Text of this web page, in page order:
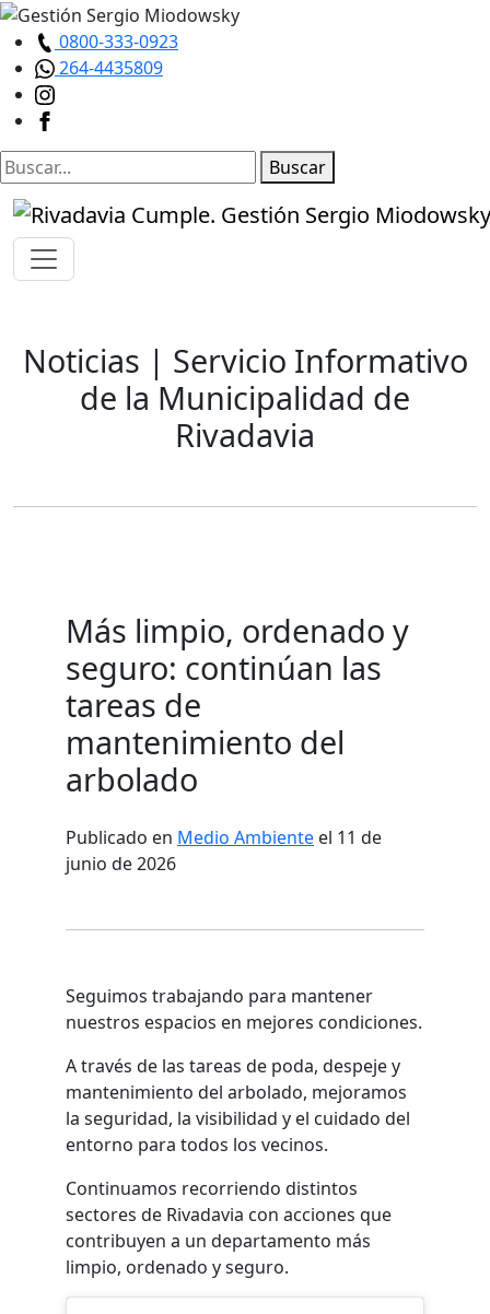
0800-333-0923
264-4435809
Buscar
Noticias | Servicio Informativo
de la Municipalidad de
Rivadavia
Más limpio, ordenado y
seguro: continúan las
tareas de
mantenimiento del
arbolado
Publicado en Medio Ambiente el 11 de
junio de 2026
Seguimos trabajando para mantener
nuestros espacios en mejores condiciones.
A través de las tareas de poda, despeje y
mantenimiento del arbolado, mejoramos
la seguridad, la visibilidad y el cuidado del
entorno para todos los vecinos.
Continuamos recorriendo distintos
sectores de Rivadavia con acciones que
contribuyen a un departamento más
limpio, ordenado y seguro.